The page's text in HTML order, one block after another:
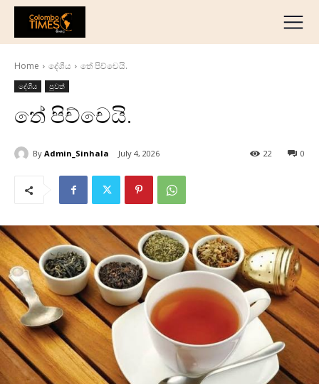
දේශීය
ජාත්‍යන්තර
අධ්‍යාපනික
ක්‍රීඩා
English
Home දේශීය තේ පිච්චෙයි.
දේශීය පුවත්
තේ පිච්චෙයි.
By Admin_Sinhala July 4, 2026 0
22